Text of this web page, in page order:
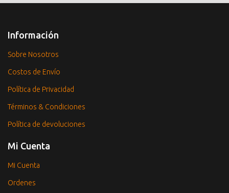
Información
Sobre Nosotros
Costos de Envío
Política de Privacidad
Términos & Condiciones
Política de devoluciones
Mi Cuenta
Mi Cuenta
Ordenes